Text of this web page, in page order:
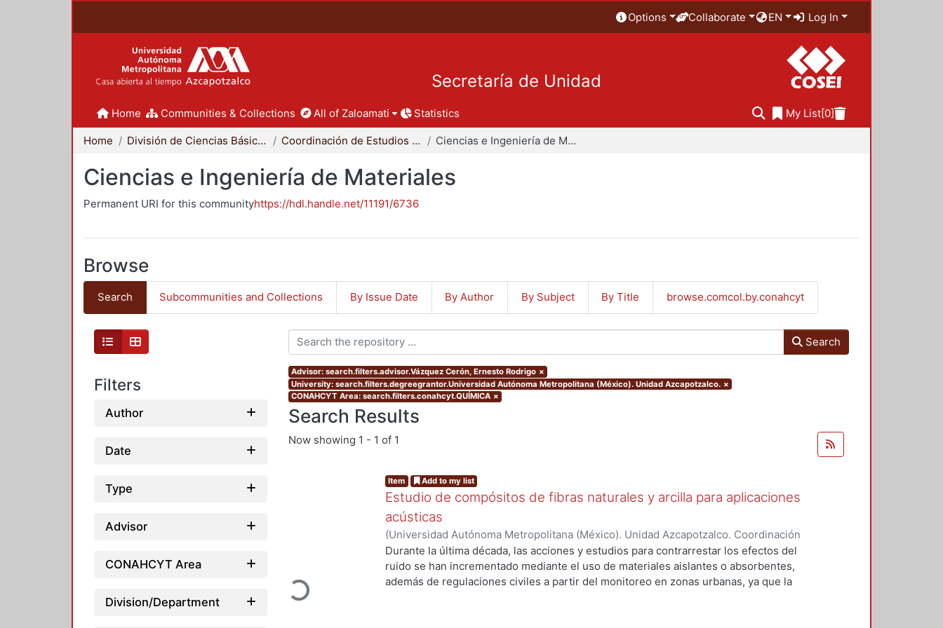
Options Collaborate EN Log In
Secretaría de Unidad
Home Communities & Collections All of Zaloamati Statistics My List[0]
Home División de Ciencias Básicas e Ingeniería Coordinación de Estudios de Posgrado - CBI Ciencias e Ingeniería de Materiales
Ciencias e Ingeniería de Materiales
Permanent URI for this communityhttps://hdl.handle.net/11191/6736
Browse
Search Subcommunities and Collections By Issue Date By Author By Subject By Title browse.comcol.by.conahcyt
Filters
Author
Date
Type
Advisor
CONAHCYT Area
Division/Department
Search
Advisor: search.filters.advisor.Vázquez Cerón, Ernesto Rodrigo ×
University: search.filters.degreegrantor.Universidad Autónoma Metropolitana (México). Unidad Azcapotzalco. ×
CONAHCYT Area: search.filters.conahcyt.QUÍMICA ×
Search Results
Now showing 1 - 1 of 1
Loading...
Item Add to my list
Estudio de compósitos de fibras naturales y arcilla para aplicaciones
acústicas
(Universidad Autónoma Metropolitana (México). Unidad Azcapotzalco. Coordinación
de Servicios de Información.,2022-07 )Victoria Martínez, Uriel
Durante la última década, las acciones y estudios para contrarrestar los efectos del
ruido se han incrementado mediante el uso de materiales aislantes o absorbentes,
además de regulaciones civiles a partir del monitoreo en zonas urbanas, ya que la